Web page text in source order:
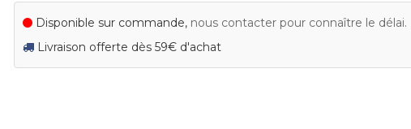
Disponible sur commande, nous contacter pour connaître le délai.
Livraison offerte dès 59€ d'achat